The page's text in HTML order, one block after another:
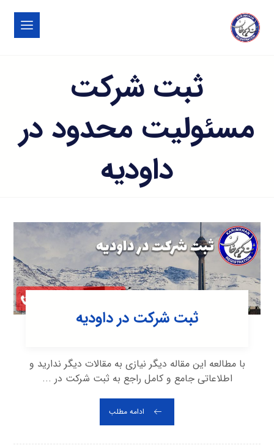
ثبت شرکت
مسئولیت محدود در
داودیه
ثبت شرکت در داودیه
با مطالعه این مقاله دیگر نیازی به مقالات دیگر ندارید و
اطلاعاتی جامع و کامل راجع به ثبت شرکت در ...
ادامه مطلب